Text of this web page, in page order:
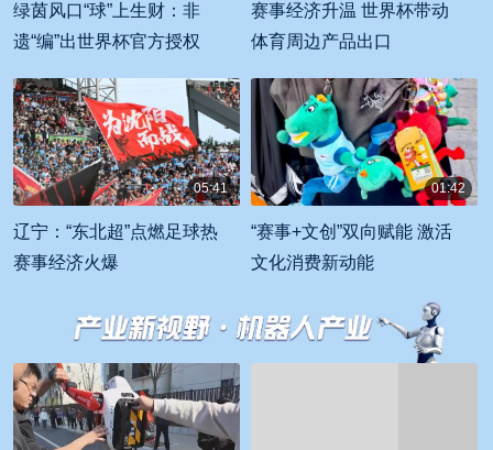
绿茵风口“球”上生财：非
遗“编”出世界杯官方授权
赛事经济升温 世界杯带动
体育周边产品出口
05:41
辽宁：“东北超”点燃足球热
赛事经济火爆
01:42
“赛事+文创”双向赋能 激活
文化消费新动能